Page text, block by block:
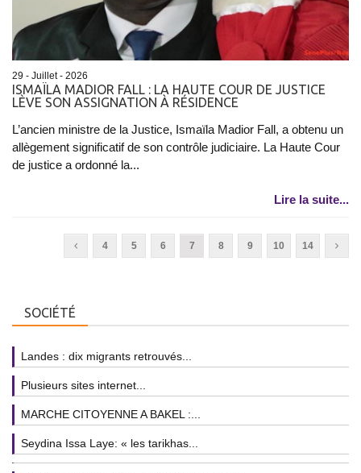
29 - Juillet - 2026
ISMAÏLA MADIOR FALL : LA HAUTE COUR DE JUSTICE
LÈVE SON ASSIGNATION À RÉSIDENCE
L’ancien ministre de la Justice, Ismaïla Madior Fall, a obtenu un
allègement significatif de son contrôle judiciaire. La Haute Cour
de justice a ordonné la...
Lire la suite...
4 5 6 7 8 9 10 14
SOCIÉTÉ
Landes : dix migrants retrouvés...
Plusieurs sites internet...
MARCHE CITOYENNE A BAKEL :...
Seydina Issa Laye: « les tarikhas...